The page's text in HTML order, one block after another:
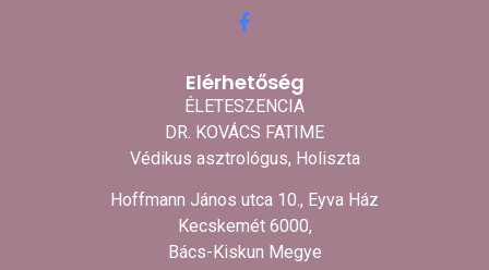
Elérhetőség
ÉLETESZENCIA
DR. KOVÁCS FATIME
Védikus asztrológus, Holiszta
Hoffmann János utca 10., Eyva Ház
Kecskemét 6000,
Bács-Kiskun Megye